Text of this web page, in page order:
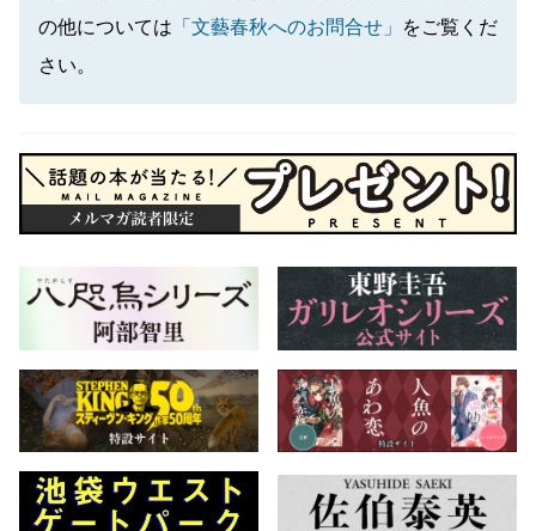
の他については 「文藝春秋へのお問合せ」
をご覧くだ
さい。